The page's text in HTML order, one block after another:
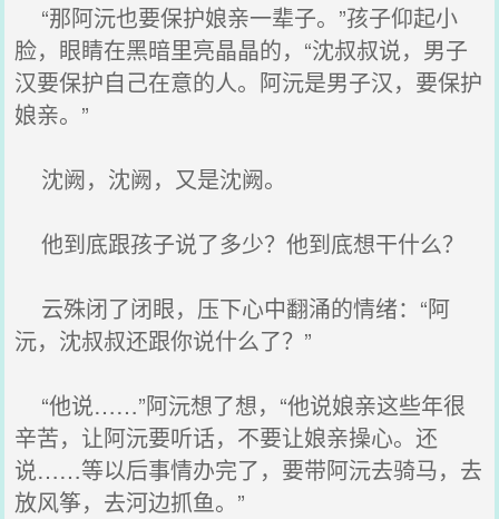
“那阿沅也要保护娘亲一辈子。”孩子仰起小
脸，眼睛在黑暗里亮晶晶的，“沈叔叔说，男子
汉要保护自己在意的人。阿沅是男子汉，要保护
娘亲。”
沈阙，沈阙，又是沈阙。
他到底跟孩子说了多少？他到底想干什么？
云殊闭了闭眼，压下心中翻涌的情绪：“阿
沅，沈叔叔还跟你说什么了？”
“他说……”阿沅想了想，“他说娘亲这些年很
辛苦，让阿沅要听话，不要让娘亲操心。还
说……等以后事情办完了，要带阿沅去骑马，去
放风筝，去河边抓鱼。”